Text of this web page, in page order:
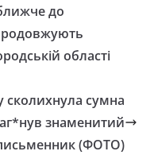
до
oблacтi
сколихнула сумна
знаменитий
(ФОТО)